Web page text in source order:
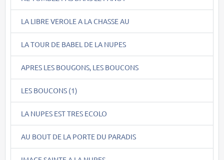
LA LIBRE VEROLE A LA CHASSE AU
LA TOUR DE BABEL DE LA NUPES
APRES LES BOUGONS, LES BOUCONS
LES BOUCONS (1)
LA NUPES EST TRES ECOLO
AU BOUT DE LA PORTE DU PARADIS